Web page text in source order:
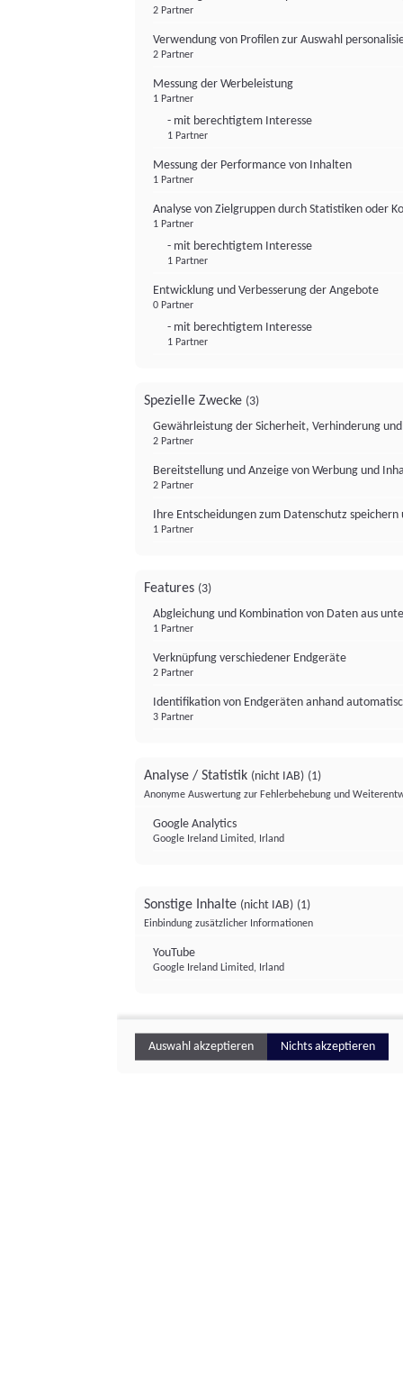
2 Partner
Verwendung von Profilen zur Auswahl
2 Partner
Messung der Werbeleistung
1 Partner
- mit berechtigtem Interesse
1 Partner
Messung der Performance von Inhalten
1 Partner
Analyse von Zielgruppen durch Statistiken oder
1 Partner
- mit berechtigtem Interesse
1 Partner
Entwicklung und Verbesserung der Angebote
0 Partner
- mit berechtigtem Interesse
1 Partner
Spezielle Zwecke (3)
Gewährleistung der Sicherheit, Verhinderung
2 Partner
Bereitstellung und Anzeige von Werbung und
2 Partner
Ihre Entscheidungen zum Datenschutz
1 Partner
Features (3)
Abgleichung und Kombination von Daten aus
1 Partner
Verknüpfung verschiedener Endgeräte
2 Partner
Identifikation von Endgeräten anhand
3 Partner
Analyse / Statistik (nicht IAB) (1)
Anonyme Auswertung zur Fehlerbehebung und
Google Analytics
Google Ireland Limited, Irland
Sonstige Inhalte (nicht IAB) (1)
Einbindung zusätzlicher Informationen
YouTube
Google Ireland Limited, Irland
Auswahl akzeptieren Nichts akzeptieren